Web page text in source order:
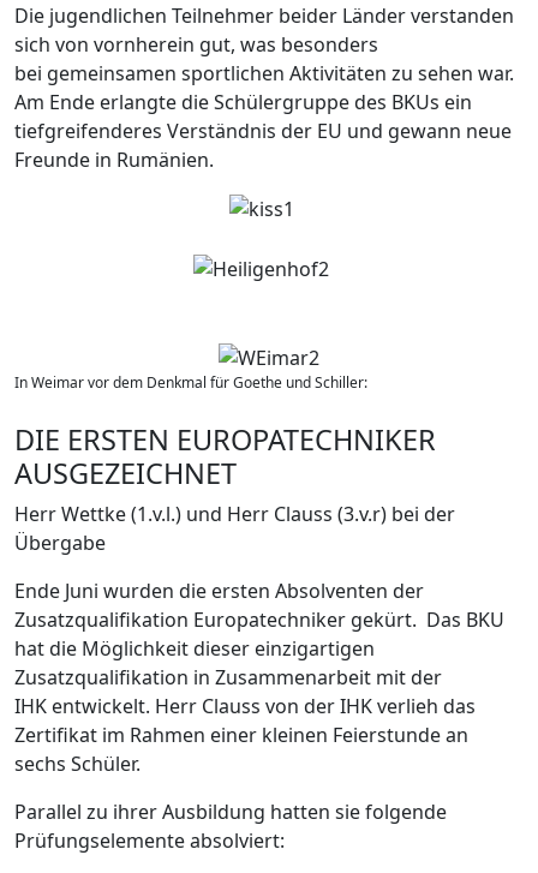
Die jugendlichen Teilnehmer beider Länder verstanden
sich von vornherein gut, was besonders
bei gemeinsamen sportlichen Aktivitäten zu sehen war.
Am Ende erlangte die Schülergruppe des BKUs ein
tiefgreifenderes Verständnis der EU und gewann neue
Freunde in Rumänien.
In Weimar vor dem Denkmal für Goethe und Schiller:
DIE ERSTEN EUROPATECHNIKER
AUSGEZEICHNET
Herr Wettke (1.v.l.) und Herr Clauss (3.v.r) bei der
Übergabe
Ende Juni wurden die ersten Absolventen der
Zusatzqualifikation Europatechniker gekürt. Das BKU
hat die Möglichkeit dieser einzigartigen
Zusatzqualifikation in Zusammenarbeit mit der
IHK entwickelt. Herr Clauss von der IHK verlieh das
Zertifikat im Rahmen einer kleinen Feierstunde an
sechs Schüler.
Parallel zu ihrer Ausbildung hatten sie folgende
Prüfungselemente absolviert: